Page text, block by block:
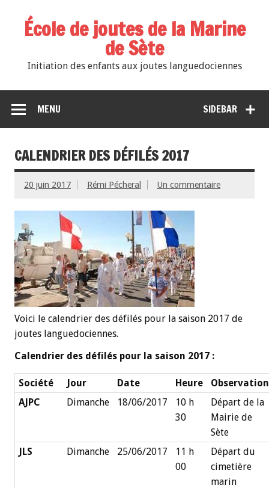
École de joutes de la Marine
de Sète
Initiation des enfants aux joutes languedociennes
SIDEBAR
MENU
CALENDRIER DES DÉFILÉS 2017
20 juin 2017 Rémi Pécheral Un commentaire
Voici le calendrier des défilés pour la saison 2017 de
joutes languedociennes.
Calendrier des défilés pour la saison 2017 :
Société Jour Date Heure
Observation
AJPC
Dimanche 18/06/2017
10 h
30
Départ de la
Mairie de
Sète
JLS
Dimanche 25/06/2017
11 h
00
Départ du
cimetière
marin